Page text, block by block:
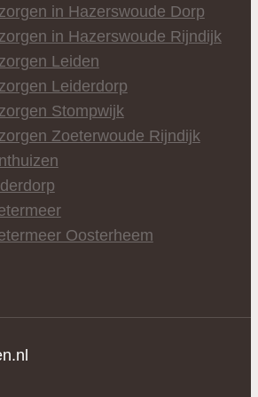
in Hazerswoude Dorp
in Hazerswoude Rijndijk
Leiden
Leiderdorp
Stompwijk
Zoeterwoude Rijndijk
Oosterheem